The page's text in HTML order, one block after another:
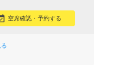
空席確認・予約する